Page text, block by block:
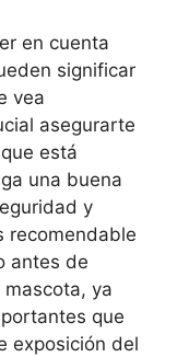
en cuenta
significar
vea
asegurarte
está
una buena
y
recomendable
antes de
ya
que
exposición del